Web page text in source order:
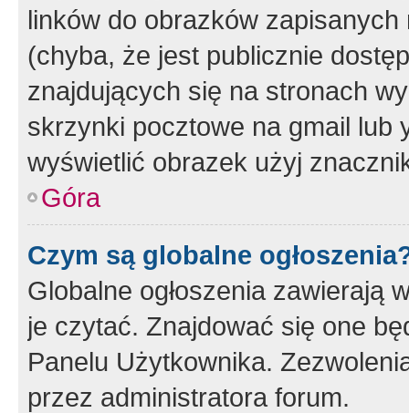
linków do obrazków
(chyba, że jest publicznie
znajdujących się na stronach
skrzynki pocztowe na gmail lub
wyświetlić obrazek użyj
Góra
Czym są globalne
Globalne ogłoszenia zawierają
je czytać. Znajdować się one
Panelu Użytkownika.
przez administratora forum.